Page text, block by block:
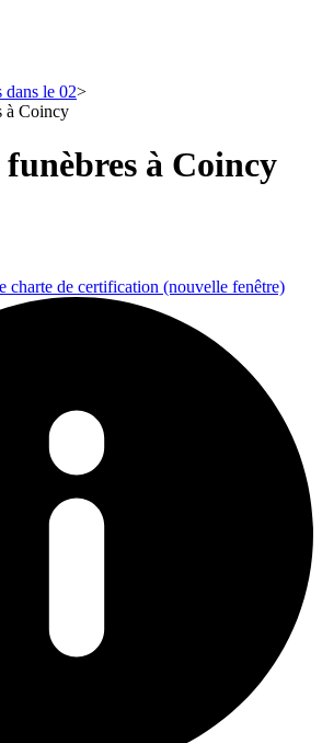
dans le 02
à Coincy
funèbres à Coincy
charte de certification (nouvelle fenêtre)